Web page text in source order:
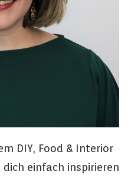
DIY, Food & Interior
dich einfach inspirieren